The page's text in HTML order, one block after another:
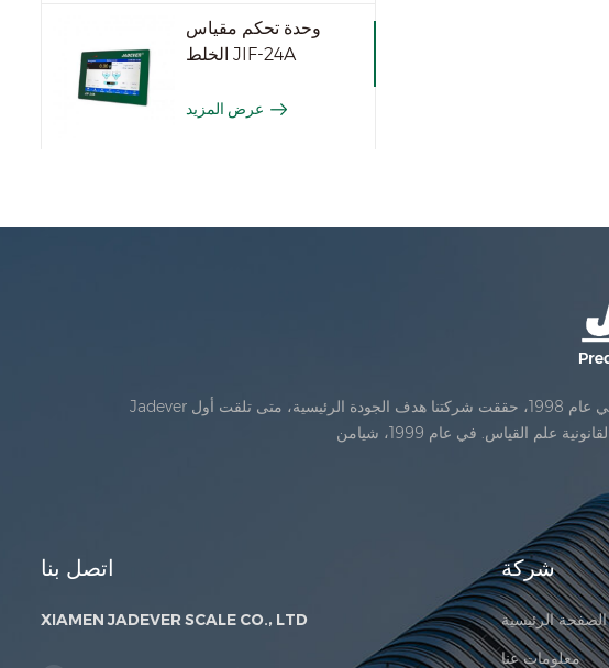
وحدة تحكم مقياس
الخلط JIF-24A
عرض المزيد
Jadever تأسست في يوليو، 1986. خلال السنوات الأولى من الوجود، تقدمت شركتنا في الابتكار التكنولوجي وتطوير خطة عمل في عام 1998، حققت شركتنا هدف الجودة الرئيسية، متى تلقت أول
اتصل بنا
XIAMEN JADEVER SCALE CO., LTD
شركة
الصفحة الرئيسية
معلومات عنا